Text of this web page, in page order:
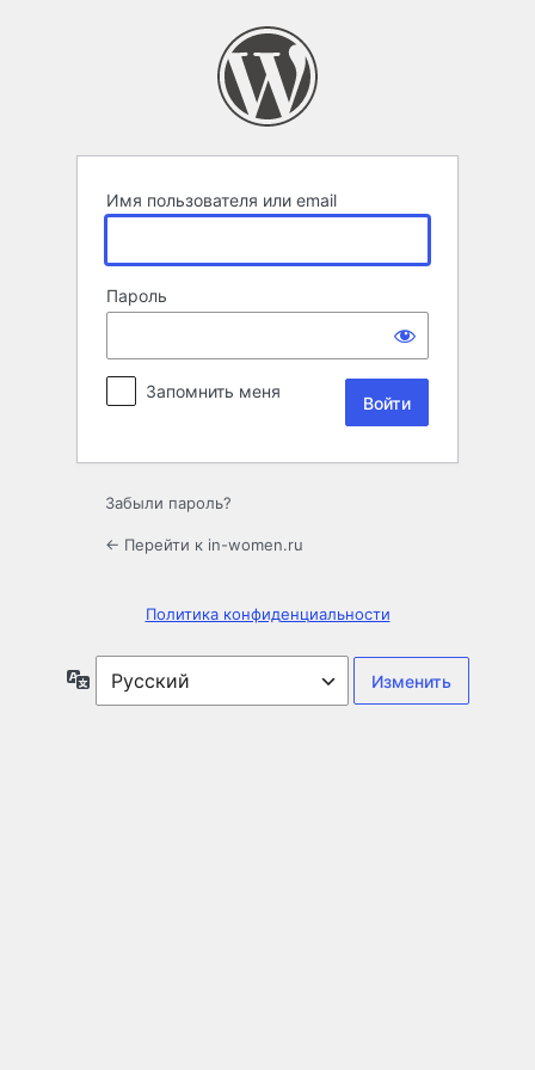
Имя пользователя или email
Пароль
Запомнить меня
Забыли пароль?
← Перейти к in-women.ru
Политика конфиденциальности
Язык